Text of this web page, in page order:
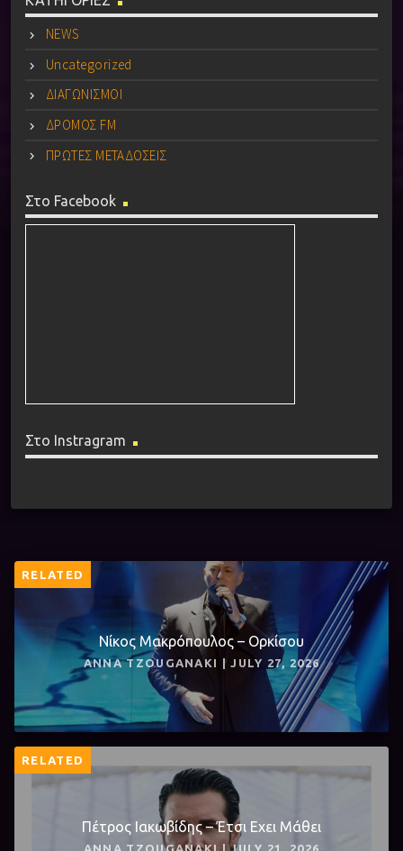
NEWS
Uncategorized
ΔΙΑΓΩΝΙΣΜΟΙ
ΔΡΟΜΟΣ FM
ΠΡΩΤΕΣ ΜΕΤΑΔΟΣΕΙΣ
Στο Facebook
Στο Instragram
RELATED
Νίκος Μακρόπουλος – Ορκίσου
ANNA TZOUGANAKI | JULY 27, 2026
RELATED
Πέτρος Ιακωβίδης – Έτσι Εχει Μάθει
ANNA TZOUGANAKI | JULY 21, 2026